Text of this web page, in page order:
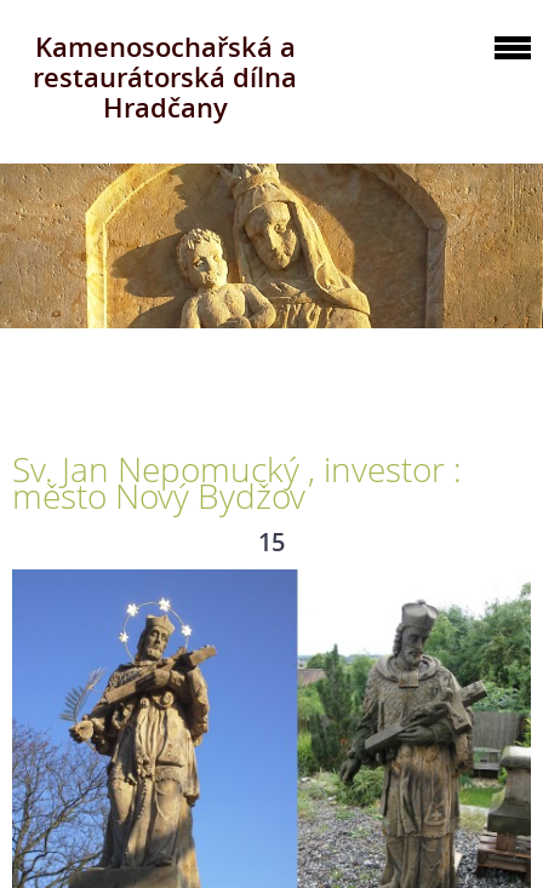
Kamenosochařská a
restaurátorská dílna
Hradčany
Sv. Jan Nepomucký , investor :
město Nový Bydžov
15